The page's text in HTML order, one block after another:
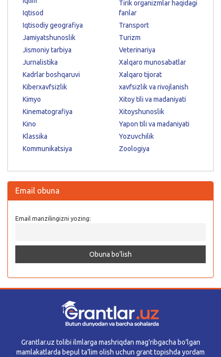
Iqtisod
Iqtisodiy geografiya
Jamiyatshunoslik
Jismoniy tarbiya
Jurnalistika
Kadrlar boshqaruvi
Kiberxavfsizlik
Kimyo
Kinematografiya
Kino
Klassika
Kommunikatsiya
Tirik organizmlar haqidagi
fanlar
Transport
Turizm
Veterinariya
Xalqaro munosabatlar
Xalqaro tijorat
xavfsizlik va rivojlanish
Xitoy tili va madaniyati
Xitoyshunoslik
Yapon tili va madaniyati
Yozuvchilik
Zoologiya
Email obuna
Email manzilingizni yozing:
Grantlar.uz tolibi ilmlarga mashriqdan mag’ribgacha bo’lgan
mamlakatlarda bepul ta’lim olish uchun grant topishda yordam